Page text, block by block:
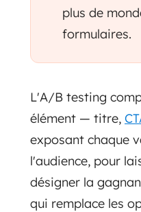
plus de
formulaires.
L'A/B testing
élément — titre,
exposant chaque
l'audience, pour
désigner la
qui remplace les